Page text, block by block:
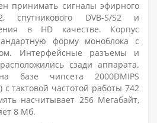
принимать сигналы эфирного
спутникового DVB-S/S2 и
в HD качестве. Корпус
форму моноблока с
Интерфейсные разъемы и
сзади аппарата.
базе чипсета 2000DMIPS
с тактовой частотой работы 742
насчитывает 256 Мегабайт,
8 Мб.